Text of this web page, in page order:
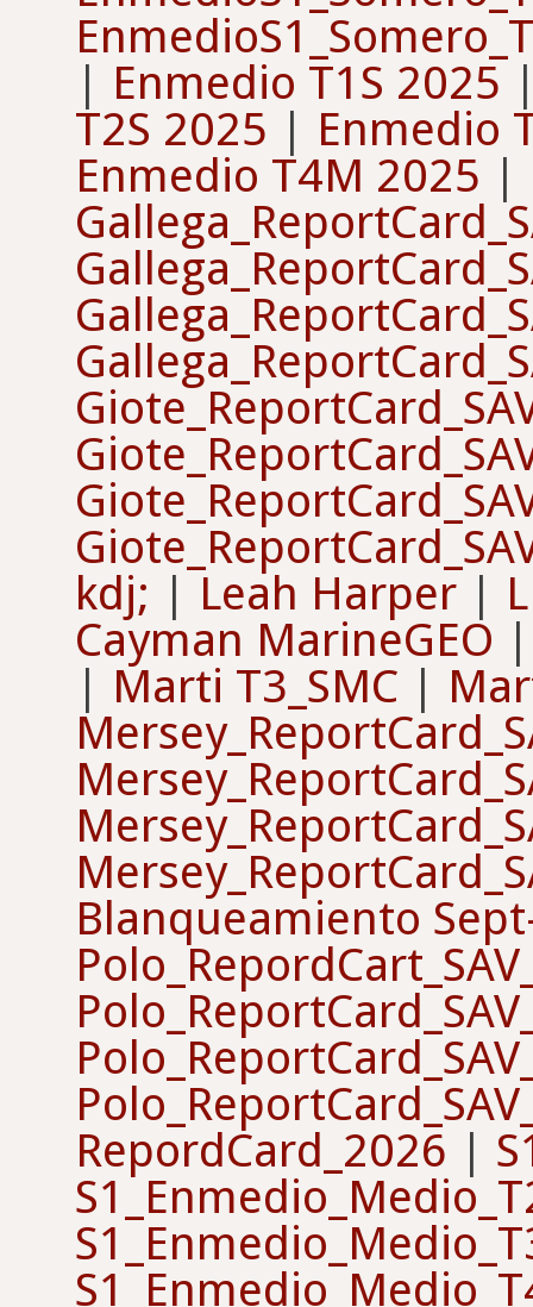
| Enmedio T1S 2025
T2S 2025 | Enmedio
Enmedio T4M 2025 |
kdj; | Leah Harper |
Cayman MarineGEO
| Marti T3_SMC |
Blanqueamiento
RepordCard_2026 |